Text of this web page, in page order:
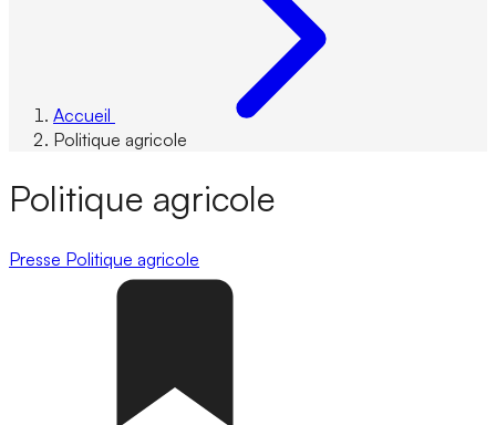
Accueil
Politique agricole
Politique agricole
Presse Politique agricole